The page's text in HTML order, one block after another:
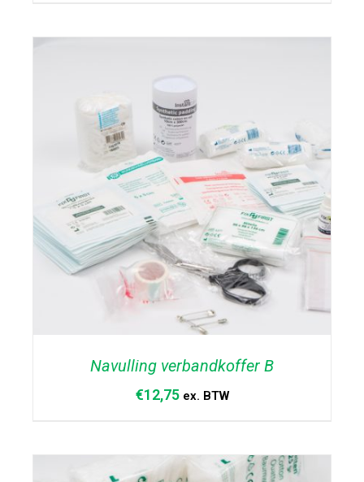
TOEVOEGEN AAN WINKELWAGEN / DETAILS
Navulling verbandkoffer B
€12,75 ex. BTW